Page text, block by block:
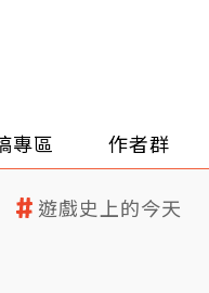
專區 作者群
遊戲史上的今天